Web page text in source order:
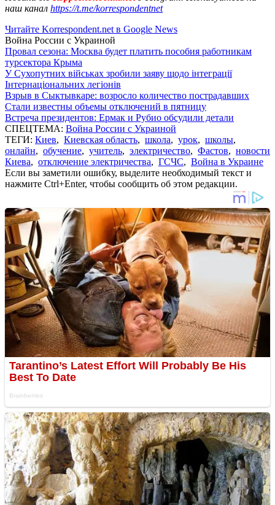
наш канал https://t.me/korrespondentnet
Читайте Korrespondent.net в Google News
Война России с Украиной
Провал сезона: Москва будет платить пособия работникам
турсектора Крыма
У Сухопутних військах зробили заяву щодо інтеграції
Інтернаціональних легіонів
Взрыв в Сыктывкаре: возросло количество пострадавших
Стали известны объемы отключений в пятницу
Встреча президентов: Ермак и Рубио обсудили детали
СПЕЦТЕМА: Война России с Украиной
ТЕГИ: Киев, Киевская область, школа, урок, школы,
онлайн, обучение, учитель, электричество, Фастов, новости
Киева, отключение электричества, ГСЧС, Война в Украине
Если вы заметили ошибку, выделите необходимый текст и
нажмите Ctrl+Enter, чтобы сообщить об этом редакции.